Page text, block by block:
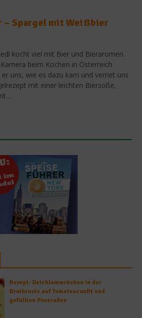
– Spargel mit Weißbier
kocht viel mit Bier und Bieraromen.
beim Kochen in Österreich
uns, wie es dazu kam und verriet uns
mit einer leichten Biersoße,
Rezept: Deichlammrücken in der
Brotkruste auf Tomatenconfit und
gefüllten Poveraden